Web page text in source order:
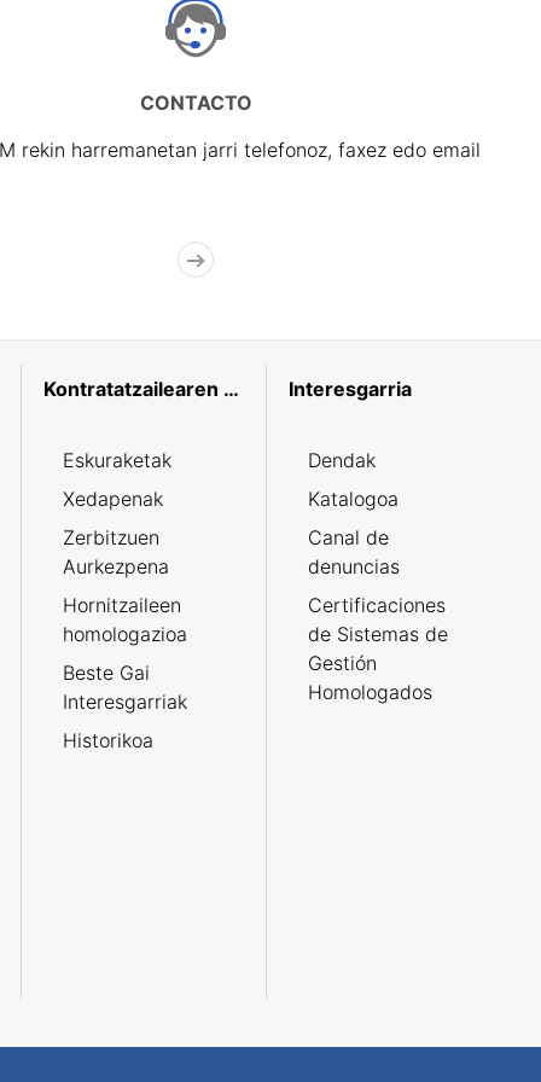
CONTACTO
rekin harremanetan jarri telefonoz, faxez edo email
Kontratatzailearen profila
Eskuraketak
Xedapenak
Zerbitzuen
Aurkezpena
Hornitzaileen
homologazioa
Beste Gai
Interesgarriak
Historikoa
Interesgarria
Dendak
Katalogoa
Canal de
denuncias
Certificaciones
de Sistemas de
Gestión
Homologados